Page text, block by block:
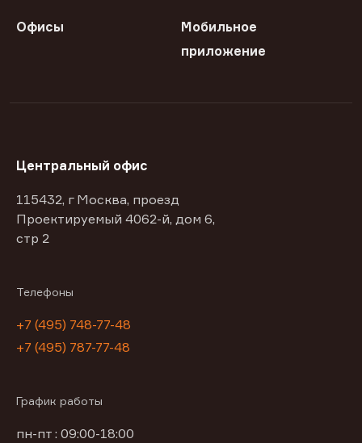
Офисы
Мобильное
приложение
Центральный офис
115432, г Москва, проезд
Проектируемый 4062-й, дом 6,
стр 2
Телефоны
+7 (495) 748-77-48
+7 (495) 787-77-48
График работы
пн-пт : 09:00-18:00